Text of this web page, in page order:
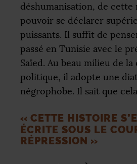
déshumanisation, de cette
pouvoir se déclarer
puissants. Il suffit de
passé en Tunisie avec le
Saïed. Au beau milieu de
politique, il adopte une
négrophobe. Il sait que
« CETTE HISTOIRE
ÉCRITE SOUS LE
RÉPRESSION »